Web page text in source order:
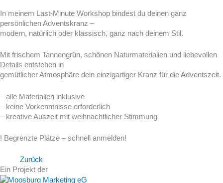
In meinem Last-Minute Workshop bindest du deinen ganz
persönlichen Adventskranz –
modern, natürlich oder klassisch, ganz nach deinem Stil.
Mit frischem Tannengrün, schönen Naturmaterialien und liebevollen
Details entstehen in
gemütlicher Atmosphäre dein einzigartiger Kranz für die Adventszeit.
– alle Materialien inklusive
– keine Vorkenntnisse erforderlich
– kreative Auszeit mit weihnachtlicher Stimmung
! Begrenzte Plätze – schnell anmelden!
Zurück
Ein Projekt der